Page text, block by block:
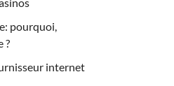
pourquoi,
?
internet